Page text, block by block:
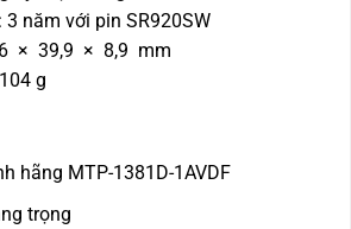
năm với pin SR920SW
× 39,9 × 8,9 mm
g
hãng MTP-1381D-1AVDF
trọng